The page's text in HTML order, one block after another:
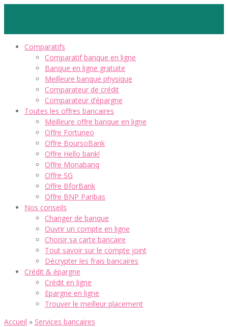
Comparatifs
Comparatif banque en ligne
Banque en ligne gratuite
Meilleure banque physique
Comparateur de crédit
Comparateur d’épargne
Toutes les offres bancaires
Meilleure offre banque en ligne
Offre Fortuneo
Offre BoursoBank
Offre Hello bank!
Offre Monabanq
Offre SG
Offre BforBank
Offre BNP Paribas
Nos conseils
Changer de banque
Ouvrir un compte en ligne
Choisir sa carte bancaire
Tout savoir sur le compte joint
Décrypter les frais bancaires
Crédit & épargne
Crédit en ligne
Epargne en ligne
Trouver le meilleur placement
Accueil » Services bancaires